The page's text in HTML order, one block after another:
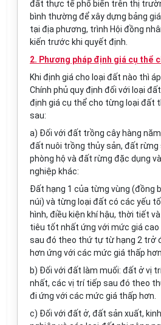
đất thực tế phổ biến trên thị
bình thường để xây dựng bảng
tại địa phương, trình Hội đồng
kiến trước khi quyết định.
2. Phương pháp định giá cụ thể
Khi định giá cho loại đất nào thì
Chính phủ quy định đối với loại
định giá cụ thể cho từng loại đất
sau:
a) Đối với đất trồng cây hàng
đất nuôi trồng thủy sản, đất rừng
phòng hộ và đất rừng đặc dụng
nghiệp khác:
Đất hạng 1 của từng vùng (đồng
núi) và từng loại đất có các yếu
hình, điều kiện khí hậu, thời tiết
tiêu tốt nhất ứng với mức giá
sau đó theo thứ tự từ hạng 2 trở
hơn ứng với các mức giá thấp hơn.
b) Đối với đất làm muối: đất ở vị
nhất, các vị trí tiếp sau đó theo
đi ứng với các mức giá thấp hơn.
c) Đối với đất ở, đất sản xuất,